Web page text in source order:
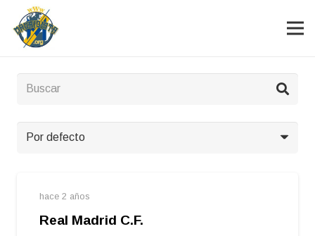
hace 2 años
Real Madrid C.F.